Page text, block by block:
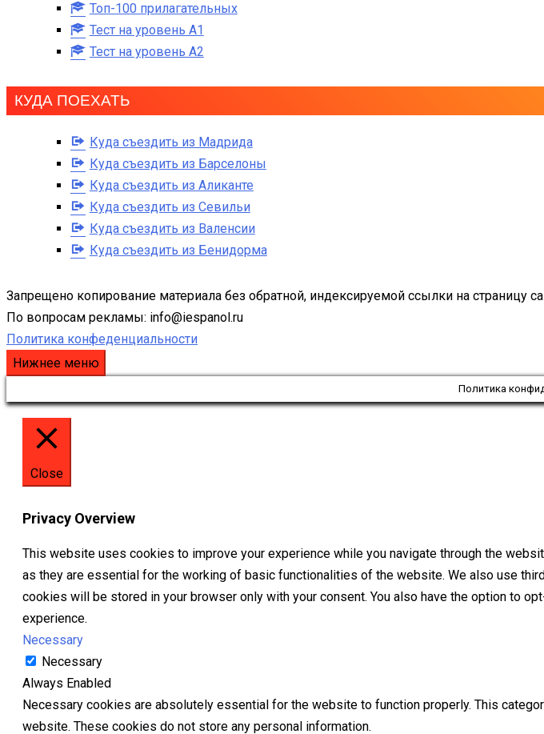
Топ-100 прилагательных
Тест на уровень A1
Тест на уровень A2
КУДА ПОЕХАТЬ
Куда съездить из Мадрида
Куда съездить из Барселоны
Куда съездить из Аликанте
Куда съездить из Севильи
Куда съездить из Валенсии
Куда съездить из Бенидорма
Запрещено копирование материала без обратной, индексируемой ссылки на страницу
По вопросам рекламы: info@iespanol.ru
Политика конфеденциальности
Нижнее меню
Политика
Close
Privacy Overview
This website uses cookies to improve your experience while you navigate through the
as they are essential for the working of basic functionalities of the website. We also use
cookies will be stored in your browser only with your consent. You also have the option to
experience.
Necessary
Necessary
Always Enabled
Necessary cookies are absolutely essential for the website to function properly. This
website. These cookies do not store any personal information.